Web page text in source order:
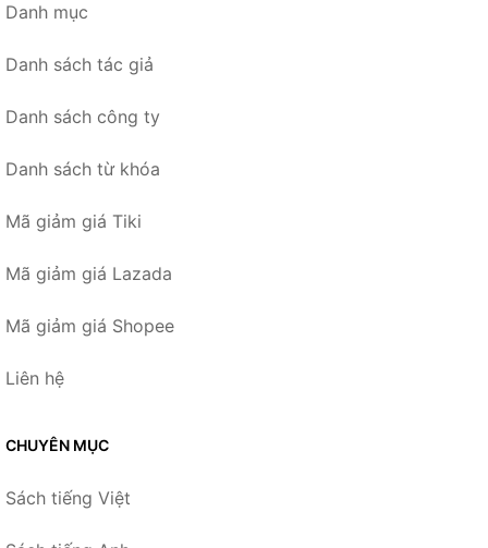
Danh mục
Danh sách tác giả
Danh sách công ty
Danh sách từ khóa
Mã giảm giá Tiki
Mã giảm giá Lazada
Mã giảm giá Shopee
Liên hệ
CHUYÊN MỤC
Sách tiếng Việt